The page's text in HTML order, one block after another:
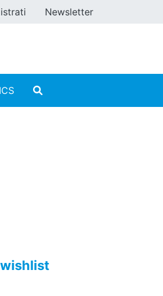
Newsletter